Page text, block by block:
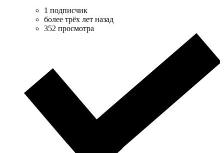
1 подписчик
более трёх лет назад
352 просмотра